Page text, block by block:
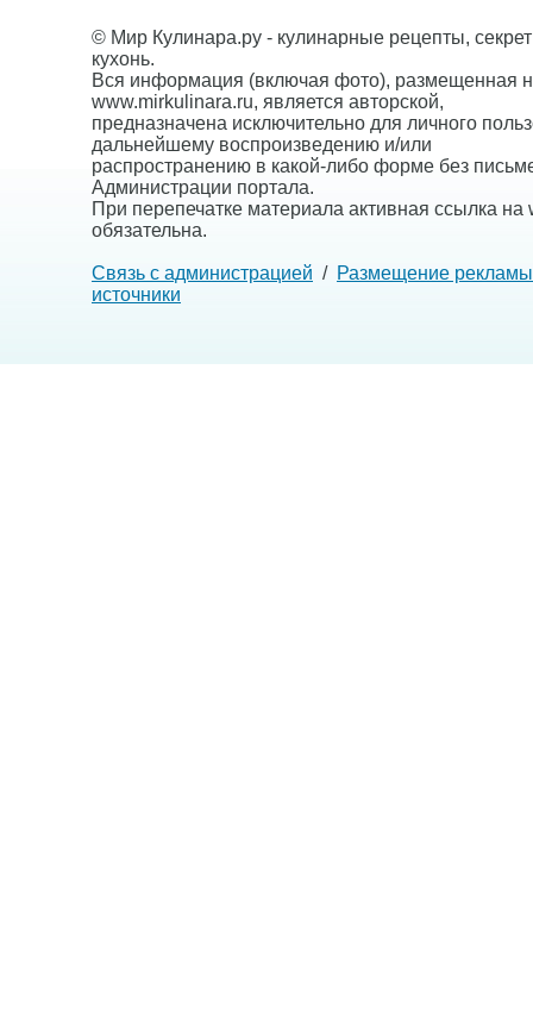
© Мир Кулинара.ру - кулинарные рецепты,
кухонь.
Вся информация (включая фото), размещенная
www.mirkulinara.ru, является авторской,
предназначена исключительно для личного
дальнейшему воспроизведению и/или
распространению в какой-либо форме без
Администрации портала.
При перепечатке материала активная ссылка на
обязательна.
Связь с администрацией / Размещение рекламы
источники